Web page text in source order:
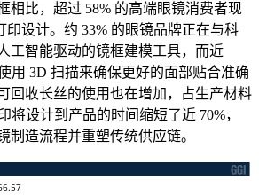
相比，超过 58% 的高端眼镜消费者现
印设计。约 33% 的眼镜品牌正在与科
工智能驱动的镜框建模工具，而近
用 3D 扫描来确保更好的面部贴合准确
回收长丝的使用也在增加，占生产材料
将设计到产品的时间缩短了近 70%，
制造流程并重塑传统供应链。